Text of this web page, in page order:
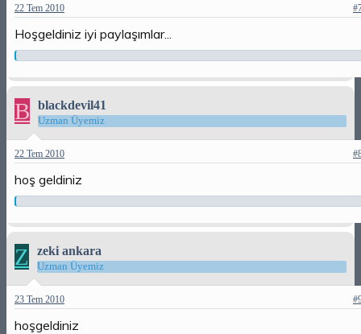
22 Tem 2010
Hoşgeldiniz iyi paylaşımlar...
B blackdevil41
Uzman Üyemiz
22 Tem 2010
hoş geldiniz
Z zeki ankara
Uzman Üyemiz
23 Tem 2010
hoşgeldiniz